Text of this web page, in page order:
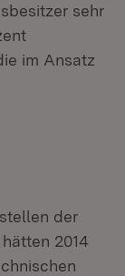
sehr
im Ansatz
der
2014